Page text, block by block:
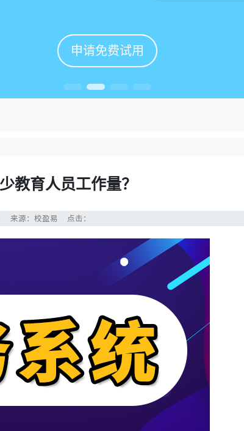
申请免费试用
申请免费试用
申请免费试用
申请免费试用
教育人员工作量？
来源：校盈易 点击：